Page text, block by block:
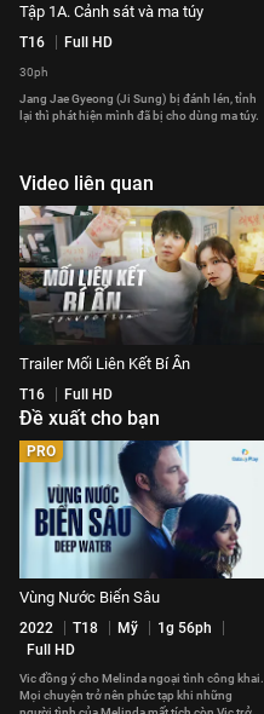
Tập 1A. Cảnh sát và ma túy
T16 Full HD
30ph
Jang Jae Gyeong (Ji Sung) bị đánh lén, tỉnh
lại thì phát hiện mình đã bị cho dùng ma túy.
Video liên quan
Trailer Mối Liên Kết Bí Ẩn
T16 Full HD
Đề xuất cho bạn
PRO
Vùng Nước Biển Sâu
2022 T18 Mỹ
1g 56ph
Full HD
Vic đồng ý cho Melinda ngoại tình công khai.
Mọi chuyện trở nên phức tạp khi những